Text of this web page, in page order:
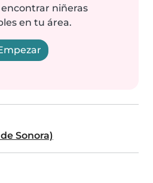
niñeras
en tu área.
Sonora)